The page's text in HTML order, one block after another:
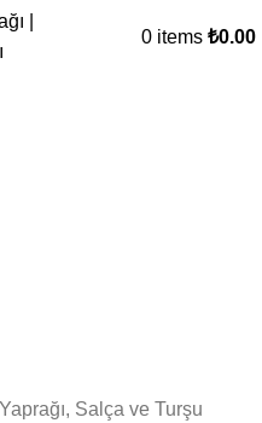
0 items ₺0.00
Salça ve Turşu